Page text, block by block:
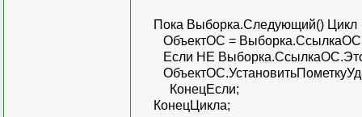
Пока Выборка.Следующий() Цикл
ОбъектОС =
Если НЕ
КонецЕсли;
КонецЦикла;